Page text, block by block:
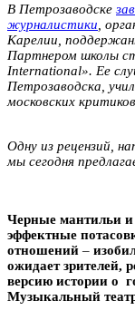
В Петрозаводске
журналистики ,
Карелии,
Партнером школы
International». Ее
Петрозаводска,
московских
Одну из рецензий,
мы сегодня
Черные мантильи
эффектные
отношений –
ожидает зрителей,
версию истории о
Музыкальный